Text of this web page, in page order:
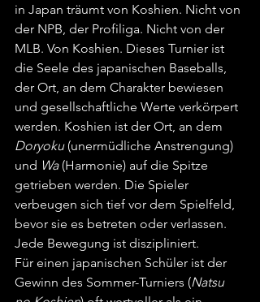
in Japan träumt von Koshien. Nicht von
der NPB, der Profiliga. Nicht von der
MLB. Von Koshien. Dieses Turnier ist
die Seele des japanischen Baseballs,
der Ort, an dem Charakter bewiesen
und gesellschaftliche Werte verkörpert
werden. Koshien ist der Ort, an dem
Doryoku (unermüdliche Anstrengung)
und Wa (Harmonie) auf die Spitze
getrieben werden. Die Spieler
verbeugen sich tief vor dem Spielfeld,
bevor sie es betreten oder verlassen.
Jede Bewegung ist diszipliniert.
Für einen japanischen Schüler ist der
Gewinn des Sommer-Turniers (Natsu